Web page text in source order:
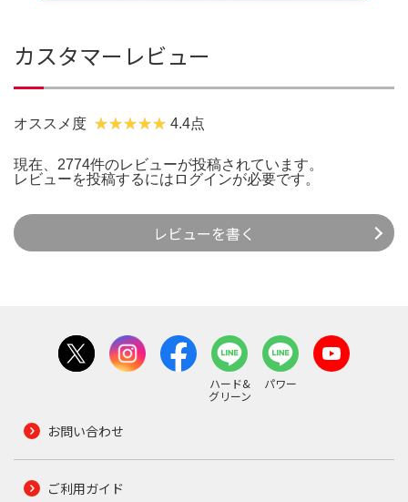
カスタマーレビュー
オススメ度 4.4点
現在、2774件のレビューが投稿されています。
レビューを投稿するには ログインが必要です。
レビューを書く
ハード&
グリーン
パワー
お問い合わせ
ご利用ガイド